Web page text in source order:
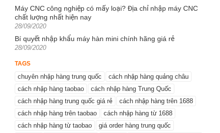
Máy CNC công nghiệp có mấy loại? Địa chỉ nhập máy CNC
chất lượng nhất hiện nay
Posted
28/09/2020
Bí quyết nhập khẩu máy hàn mini chính hãng giá rẻ
Posted
28/09/2020
TAGS
chuyên nhập hàng trung quốc
cách nhập hàng quảng châu
cách nhập hàng taobao
cách nhập hàng Trung Quốc
cách nhập hàng trung quốc giá rẻ
cách nhập hàng trên 1688
cách nhập hàng trên taobao
cách nhập hàng từ 1688
cách nhập hàng từ taobao
giá order hàng trung quốc